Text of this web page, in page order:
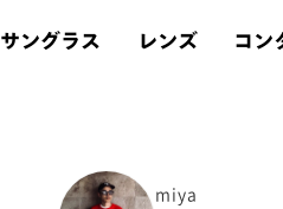
サングラス レンズ コン
miya